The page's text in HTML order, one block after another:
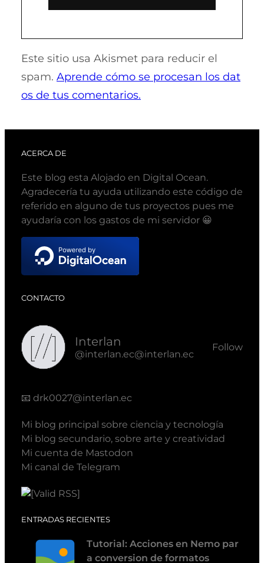
Este sitio usa Akismet para reducir el
spam. Aprende cómo se procesan los dat
os de tus comentarios.
ACERCA DE
Este blog esta Alojado en Digital Ocean.
Agradecería tu ayuda utilizando este código de
referido en alguno de tus proyectos pues me
ayudaría con los gastos de mi servidor 😀
CONTACTO
Interlan
@interlan.ec@interlan.ec
Follow
📧 drk0027@interlan.ec
Mi blog principal sobre ciencia y tecnología
Mi blog secundario, sobre arte y creatividad
Mi cuenta de Mastodon
Mi canal de Telegram
ENTRADAS RECIENTES
Tutorial: Acciones en Nemo par
a conversion de formatos